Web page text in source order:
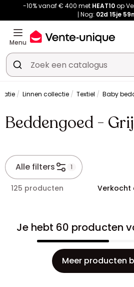
-10% vanaf € 400 met HEAT10op
Nog: 02d 15je
Menu
Linnen collectie Textiel Baby
Beddengoed -
Alle filters 1
125 producten Verkocht
Je hebt 60 producten
Meer producten